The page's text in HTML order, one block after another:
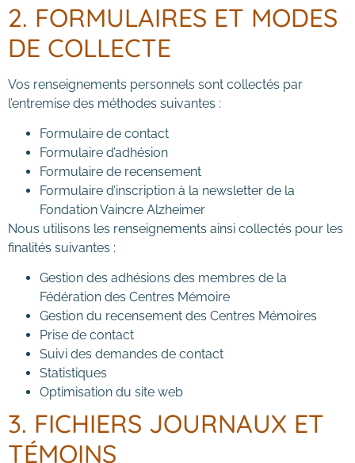
2. FORMULAIRES ET MODES
DE COLLECTE
Vos renseignements personnels sont collectés par
l’entremise des méthodes suivantes :
Formulaire de contact
Formulaire d’adhésion
Formulaire de recensement
Formulaire d’inscription à la newsletter de la
Fondation Vaincre Alzheimer
Nous utilisons les renseignements ainsi collectés pour les
finalités suivantes :
Gestion des adhésions des membres de la
Fédération des Centres Mémoire
Gestion du recensement des Centres Mémoires
Prise de contact
Suivi des demandes de contact
Statistiques
Optimisation du site web
3. FICHIERS JOURNAUX ET
TÉMOINS